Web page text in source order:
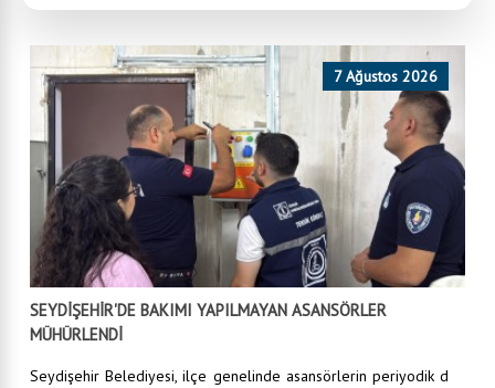
7 Ağustos 2026
SEYDİŞEHİR'DE BAKIMI YAPILMAYAN ASANSÖRLER
MÜHÜRLENDİ
Seydişehir Belediyesi, ilçe genelinde asansörlerin periyodik d